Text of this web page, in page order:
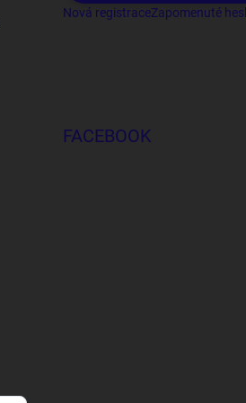
Nová registraceZapomenuté
FACEBOOK